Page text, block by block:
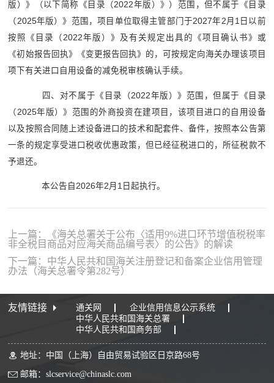
版）》（以下简称《目录（2022年版）》）范围，但不属于《目录
（2025年版）》范围，项目单位取得主管部门于2027年2月1日以前
按照《目录（2022年版）》及有关规定出具的《项目确认书》或
《初始报告回执》《变更报告回执》的，可按规定向海关办理该项目
项下有关进口自用设备的减免税审核确认手续。
四、对不属于《目录（2022年版）》范围，但属于《目录
（2025年版）》范围的外商投资在建项目，该项目进口的自用设备
以及按照合同随上述设备进口的技术和配套件、备件，按照本公告第
一条的规定享受进口税收优惠政策，但已经征税进口的，所征税款不
予退还。
本公告自2026年2月1日起执行。
上一篇：《海关总署关于公布〈适用9%进口环节增值税税率
非全税目商品对应海关商品编号表〉的公告》的解读
下一篇：中华人民共和国海关注册登记和备案企业信用管理
办法（海关总署令第282号）
友情链接 通关网
企业信用信息公示系统
中华人民共和国海关总署
中华人民共和国商务部
地址：中国（上海）自由贸易试验区日京路68号
邮箱：slcservice@chinaslc.com